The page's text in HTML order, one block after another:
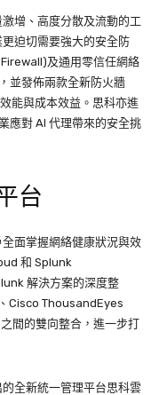
增、高度分散及流動的工
迫切需要強大的安全防
及通用零信任網絡
並發佈兩款全新防火牆
能與成本效益。思科亦進
應對 AI 代理帶來的安全挑
台
面掌握網絡健康狀況與效
和 Splunk
解決方案的深度整
Cisco ThousandEyes
間的雙向整合，進一步打
全新統一管理平台思科雲